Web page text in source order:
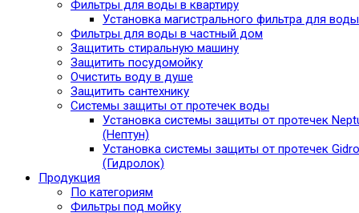
Фильтры для воды в квартиру
Установка магистрального фильтра для воды
Фильтры для воды в частный дом
Защитить стиральную машину
Защитить посудомойку
Очистить воду в душе
Защитить сантехнику
Системы защиты от протечек воды
Установка системы защиты от протечек
(Нептун)
Установка системы защиты от протечек
(Гидролок)
Продукция
По категориям
Фильтры под мойку